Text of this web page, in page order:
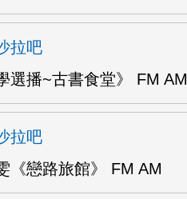
拉吧
選播~古書食堂》 FM AM
拉吧
《戀路旅館》 FM AM